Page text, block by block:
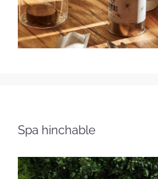
Spa hinchable